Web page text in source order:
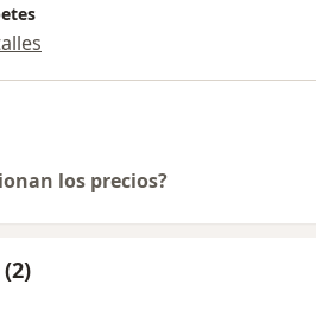
los precios?